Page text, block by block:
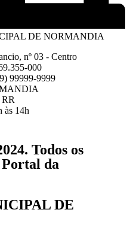
DE NORMANDIA
nº 03 - Centro
000
99999-9999
RR
às 14h
Todos os
da
DE